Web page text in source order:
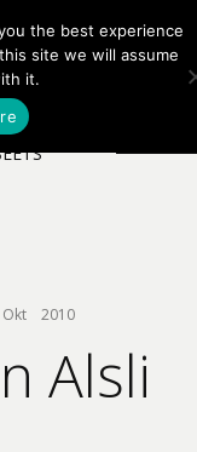
EN NB
Okt    2010
Alsli
the best experience
site we will assume
it.